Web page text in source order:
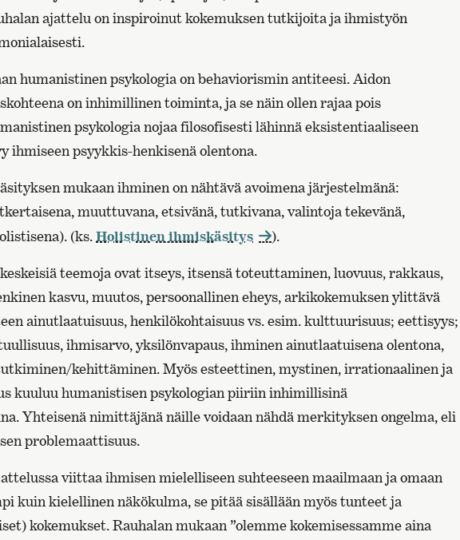
ajattelu on inspiroinut kokemuksen tutkijoita ja ihmistyön
humanistinen psykologia on behaviorismin antiteesi. Aidon
on inhimillinen toiminta, ja se näin ollen rajaa pois
psykologia nojaa filosofisesti lähinnä eksistentiaaliseen
ihmiseen psyykkis-henkisenä olentona.
mukaan ihminen on nähtävä avoimena järjestelmänä:
muuttuvana, etsivänä, tutkivana, valintoja tekevänä,
(ks.Holistinen ihmiskäsitys ).
teemoja ovat itseys, itsensä toteuttaminen, luovuus, rakkaus,
kasvu, muutos, persoonallinen eheys, arkikokemuksen ylittävä
ainutlaatuisuus, henkilökohtaisuus vs. esim. kulttuurisuus; eettisyys;
ihmisarvo, yksilönvapaus, ihminen ainutlaatuisena olentona,
kehittäminen. Myös esteettinen, mystinen, irrationaalinen ja
kuuluu humanistisen psykologian piiriin inhimillisinä
Yhteisenä nimittäjänä näille voidaan nähdä merkityksen ongelma, eli
problemaattisuus.
viittaa ihmisen mielelliseen suhteeseen maailmaan ja omaan
kuin kielellinen näkökulma, se pitää sisällään myös tunteet ja
kokemukset. Rauhalan mukaan ”olemme kokemisessamme aina